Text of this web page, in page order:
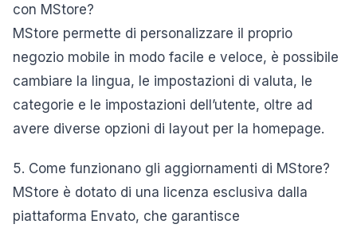
con MStore?
MStore permette di personalizzare il proprio
negozio mobile in modo facile e veloce, è possibile
cambiare la lingua, le impostazioni di valuta, le
categorie e le impostazioni dell’utente, oltre ad
avere diverse opzioni di layout per la homepage.
5. Come funzionano gli aggiornamenti di MStore?
MStore è dotato di una licenza esclusiva dalla
piattaforma Envato, che garantisce